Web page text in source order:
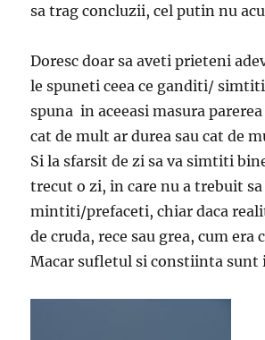
sa trag concluzii, cel putin nu
Doresc doar sa aveti prieteni
le spuneti ceea ce ganditi/ simtiti
spuna in aceeasi masura
cat de mult ar durea sau cat de
Si la sfarsit de zi sa va simtiti
trecut o zi, in care nu a trebuit sa
mintiti/prefaceti, chiar daca
de cruda, rece sau grea, cum era
Macar sufletul si constiinta sunt